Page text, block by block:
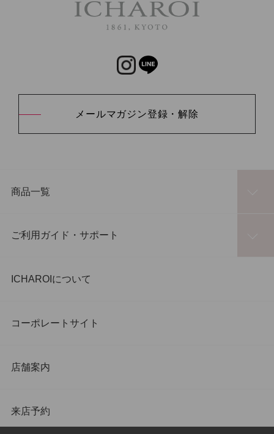
メールマガジン登録・解除
商品一覧
ご利用ガイド・サポート
ICHAROIについて
コーポレートサイト
店舗案内
来店予約